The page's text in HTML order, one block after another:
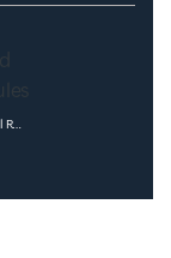
Cloud Firewall Rules